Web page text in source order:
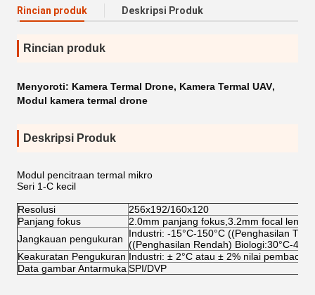
Rincian produk Deskripsi Produk
Rincian produk
Menyoroti: Kamera Termal Drone, Kamera Termal UAV,
Modul kamera termal drone
Deskripsi Produk
Modul pencitraan termal mikro
Seri 1-C kecil
Resolusi
256x192/160x120
Panjang fokus
2.0mm panjang fokus,3.2mm focal
Jangkauan pengukuran
Industri: -15°C-150°C ((Penghasilan
((Penghasilan Rendah) Biologi:30°C-45°C
Keakuratan Pengukuran Industri: ± 2°C atau ± 2% nilai
Data gambar Antarmuka SPI/DVP